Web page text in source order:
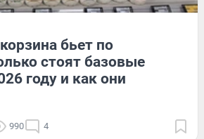
бьет по
стоят базовые
году и как они
990 4